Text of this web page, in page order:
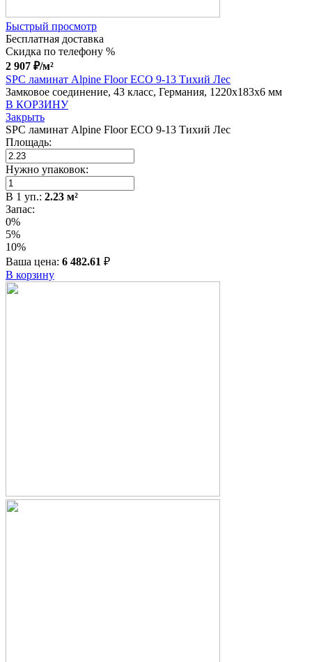
Быстрый просмотр
Бесплатная доставка
Скидка по телефону %
2 907 ₽/м²
SPC ламинат Alpine Floor ECO 9-13 Тихий Лес
Замковое соединение, 43 класс, Германия, 1220x183x6 мм
В КОРЗИНУ
Закрыть
SPC ламинат Alpine Floor ECO 9-13 Тихий Лес
Площадь:
Нужно упаковок:
В 1 уп.: 2.23 м²
Запас:
0%
5%
10%
Ваша цена: 6 482.61 ₽
В корзину